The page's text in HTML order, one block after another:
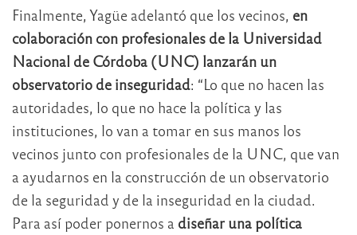
Finalmente, Yagüe adelantó que los vecinos, en
colaboración con profesionales de la Universidad
Nacional de Córdoba (UNC) lanzarán un
observatorio de inseguridad: “Lo que no hacen las
autoridades, lo que no hace la política y las
instituciones, lo van a tomar en sus manos los
vecinos junto con profesionales de la UNC, que van
a ayudarnos en la construcción de un observatorio
de la seguridad y de la inseguridad en la ciudad.
Para así poder ponernos a diseñar una política